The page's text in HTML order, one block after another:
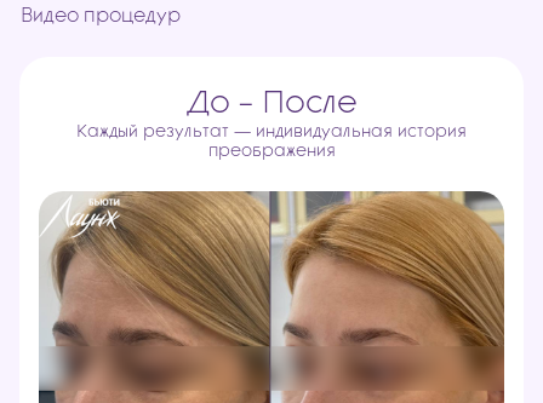
Видео процедур
До - После
Каждый результат — индивидуальная история
преображения